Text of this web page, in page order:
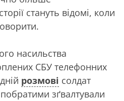
стануть відомі, коли
насильства
СБУ телефонних
розмові солдат
зґвалтували